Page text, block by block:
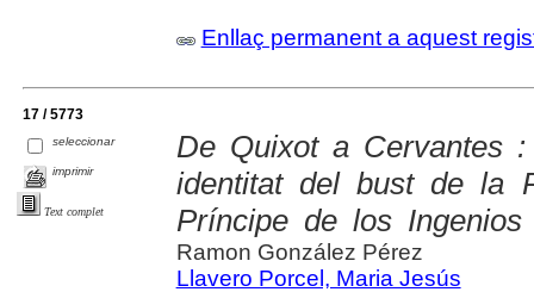
Enllaç permanent a aquest
17 / 5773
seleccionar
imprimir
Text complet
De Quixot a Cervantes
identitat del bust de la
Príncipe de los Ingenios
Ramon González Pérez
Llavero Porcel, Maria Jesús